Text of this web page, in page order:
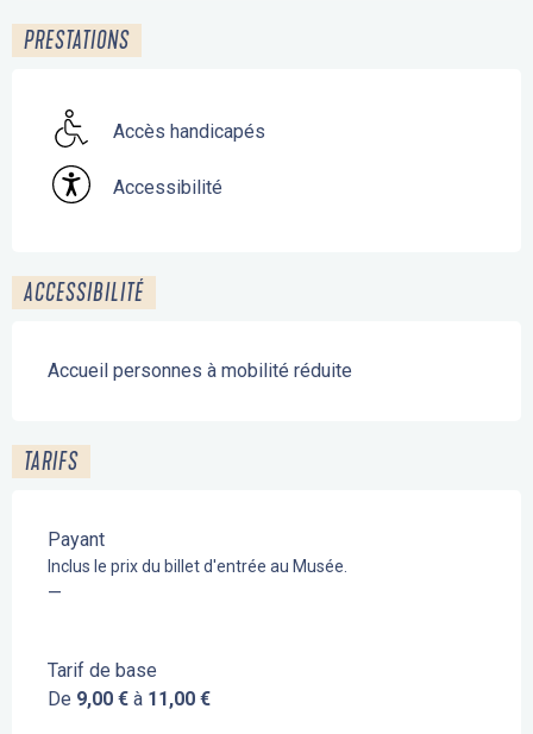
PRESTATIONS
Accès handicapés
Accessibilité
ACCESSIBILITÉ
Accueil personnes à mobilité réduite
TARIFS
Payant
Inclus le prix du billet d'entrée au Musée.
—
Tarif de base
De 9,00 € à 11,00 €